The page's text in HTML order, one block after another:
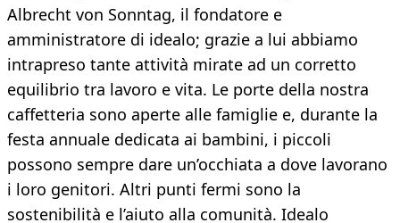
Albrecht von Sonntag, il fondatore e
amministratore di idealo; grazie a lui abbiamo
intrapreso tante attività mirate ad un corretto
equilibrio tra lavoro e vita. Le porte della nostra
caffetteria sono aperte alle famiglie e, durante la
festa annuale dedicata ai bambini, i piccoli
possono sempre dare un’occhiata a dove lavorano
i loro genitori. Altri punti fermi sono la
sostenibilità e l’aiuto alla comunità. Idealo